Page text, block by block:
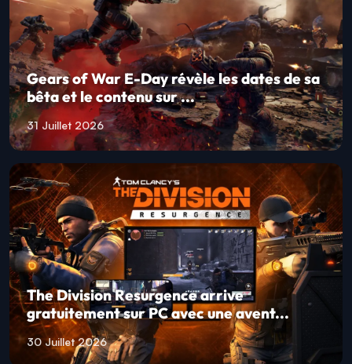
Gears of War E-Day révèle les dates de sa
bêta et le contenu sur ...
31 Juillet 2026
The Division Resurgence arrive
gratuitement sur PC avec une avent...
30 Juillet 2026